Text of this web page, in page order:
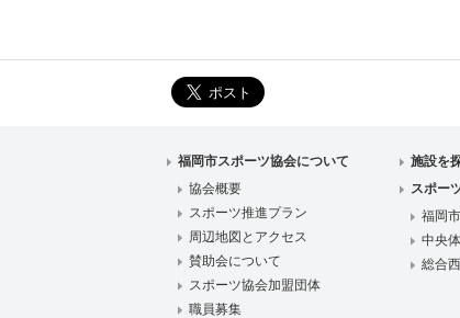
福岡市スポーツ協会について
協会概要
スポーツ推進プラン
周辺地図とアクセス
賛助会について
スポーツ協会加盟団体
職員募集
施設を
スポー
福岡
中央
総合